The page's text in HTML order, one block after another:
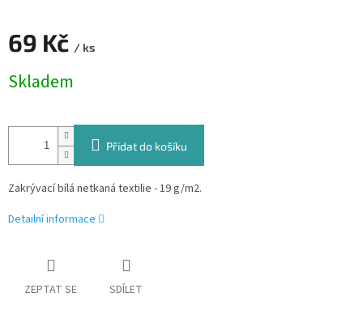
69 Kč / ks
cena:
Skladem
Přidat do košíku
Zakrývací bílá netkaná textilie - 19 g/m2.
Detailní informace
ZEPTAT SE SDÍLET